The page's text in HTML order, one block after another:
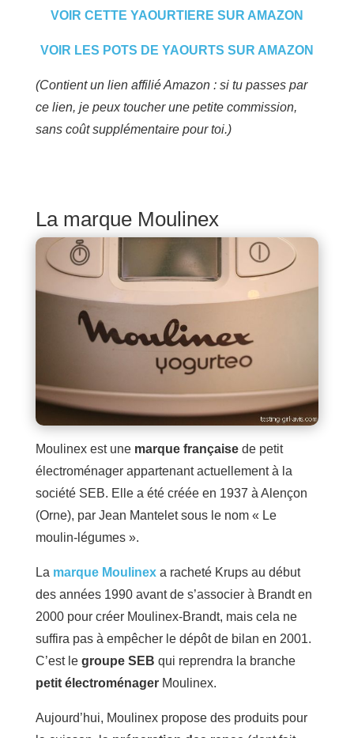
VOIR CETTE YAOURTIERE SUR AMAZON
VOIR LES POTS DE YAOURTS SUR AMAZON
(Contient un lien affilié Amazon : si tu passes par
ce lien, je peux toucher une petite commission,
sans coût supplémentaire pour toi.)
La marque Moulinex
Moulinex est une marque françaisede petit
électroménager appartenant actuellement à la
société SEB. Elle a été créée en 1937 à Alençon
(Orne), par Jean Mantelet sous le nom « Le
moulin-légumes ».
La marque Moulinexa racheté Krups au début
des années 1990 avant de s’associer à Brandt en
2000 pour créer Moulinex-Brandt, mais cela ne
suffira pas à empêcher le dépôt de bilan en 2001.
C’est le groupe SEB qui reprendra la branche
petit électroménager Moulinex.
Aujourd’hui, Moulinex propose des produits pour